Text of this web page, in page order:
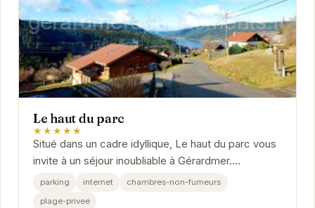
Le haut du parc
★★★★★
Situé dans un cadre idyllique, Le haut du parc vous
invite à un séjour inoubliable à Gérardmer.
Appréciez le confort de ses installations et la...
parking internet
chambres-non-fumeurs
plage-privee